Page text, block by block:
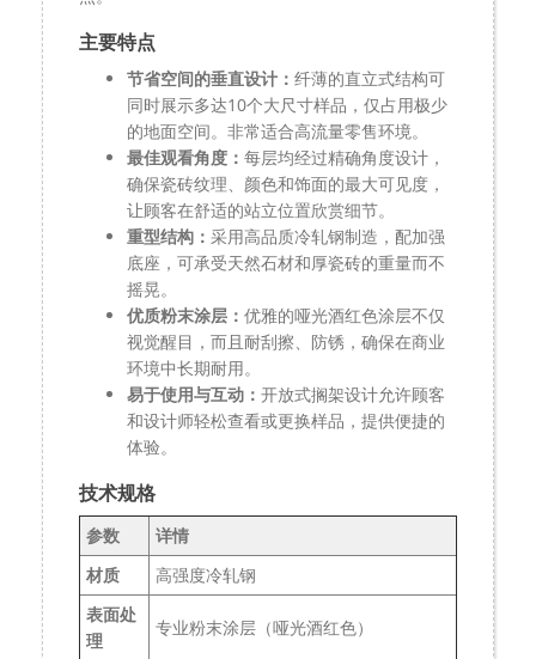
主要特点
节省空间的垂直设计： 纤薄的直立式结构可
同时展示多达10个大尺寸样品，仅占用极少
的地面空间。非常适合高流量零售环境。
最佳观看角度： 每层均经过精确角度设计，
确保瓷砖纹理、颜色和饰面的最大可见度，
让顾客在舒适的站立位置欣赏细节。
重型结构： 采用高品质冷轧钢制造，配加强
底座，可承受天然石材和厚瓷砖的重量而不
摇晃。
优质粉末涂层： 优雅的哑光酒红色涂层不仅
视觉醒目，而且耐刮擦、防锈，确保在商业
环境中长期耐用。
易于使用与互动： 开放式搁架设计允许顾客
和设计师轻松查看或更换样品，提供便捷的
体验。
技术规格
参数
详情
材质
高强度冷轧钢
表面处
理
专业粉末涂层（哑光酒红色）